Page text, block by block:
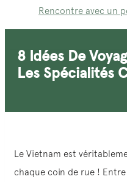
Rencontre avec un
8 Idées De
Les Spécialités
Le Vietnam est
chaque coin de rue !